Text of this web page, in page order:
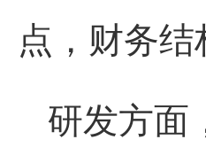
点，财务
研发方面